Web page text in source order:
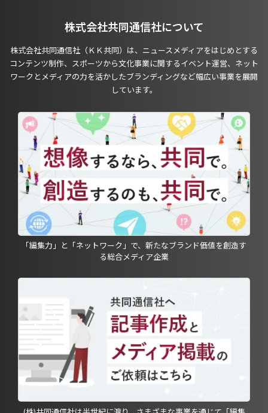
株式会社共同通信社について
株式会社共同通信社（ＫＫ共同）は、ニュースメディアをはじめとする
コンテンツ制作、スポーツから文化事業に関するイベント運営、ネット
ワークとメディアの力を活かしたブランディングなど幅広い事業を展開
しています。
「編集力」と「ネットワーク」で、新たなブランド価値を創造す
る総合メディア企業